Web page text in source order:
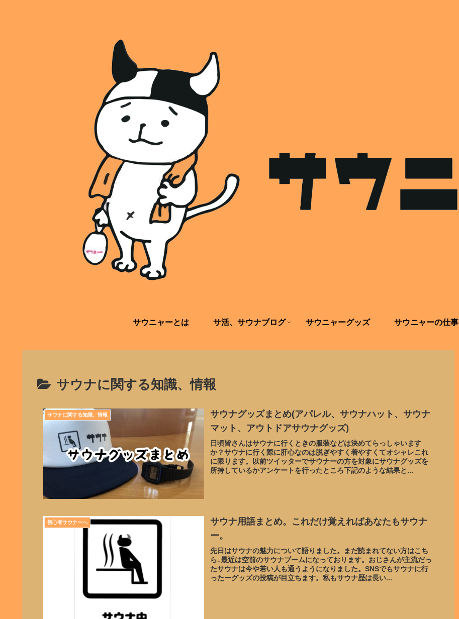
サウニャーとは サ活、サウナブログ サウニャーグッズ サウニャーの仕事
サウナに関する知識、情報
サウナに関する知識、情報
サウナグッズまとめ(アパレル、サウナハット、サウナ
マット、アウトドアサウナグッズ)
日頃皆さんはサウナに行くときの服装などは決めてらっしゃいます
か？サウナに行く際に肝心なのは脱ぎやすく着やすくてオシャレこれ
に限ります。以前ツイッターでサウナーの方を対象にサウナグッズを
所持しているかアンケートを行ったところ下記のような結果と...
初心者サウナーへ
サウナ用語まとめ。これだけ覚えればあなたもサウナ
ー。
先日はサウナの魅力について語りました。まだ読まれてない方はこち
ら↓最近は空前のサウナブームになっております。おじさんが主流だっ
たサウナは今や若い人も通うようになりました。SNSでもサウナに行
ったーグッズの投稿が目立ちます。私もサウナ歴は長い...